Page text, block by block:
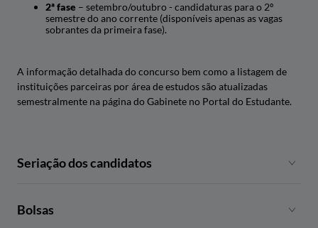
2ª fase – setembro/outubro - candidaturas para o 2º
semestre do ano corrente (disponíveis apenas as vagas
sobrantes da primeira fase).
A informação detalhada do concurso bem como a listagem de
instituições parceiras por área de estudos são atualizadas
semestralmente na página do Gabinete no Portal do Estudante.
Seriação dos candidatos
Sendo que cada universidade parceira tem um número
limite de vagas, é necessário seriar os candidatos.
Bolsas